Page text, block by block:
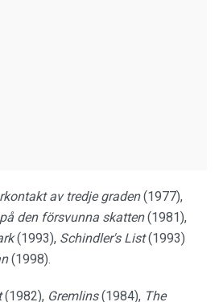
av tredje graden(1977),
den försvunna skatten(1981),
(1993), Schindler's List(1993)
(1998).
(1982), Gremlins(1984), The